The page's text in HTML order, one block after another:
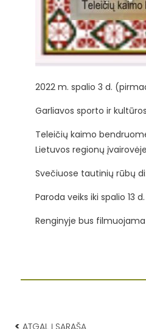
2022 m. spalio 3 d.
Garliavos sporto ir
Teleičių kaimo
Lietuvos regionų
Svečiuose tautinių rūbų
Paroda veiks iki spalio 13 d.
Renginyje bus
< ATGAL Į SĄRAŠĄ